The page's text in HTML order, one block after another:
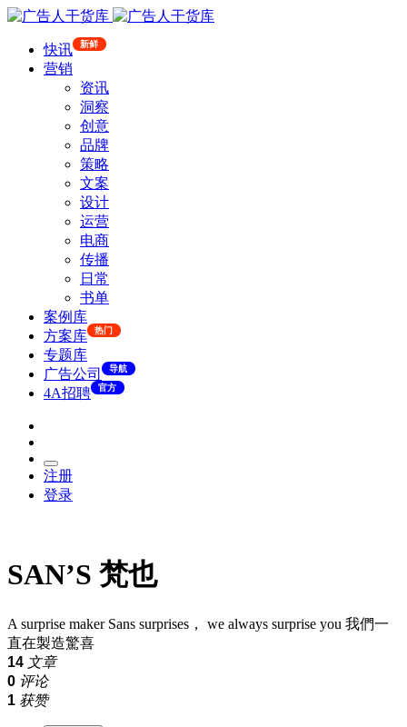
快讯 新鲜
营销
资讯
洞察
创意
品牌
策略
文案
设计
运营
电商
传播
日常
书单
案例库
方案库
热门
专题库
广告公司
导航
4A招聘 官方
注册
登录
SAN’S 梵也
A surprise maker Sans surprises， we always surprise you 我們一
直在製造驚喜
14 文章
0 评论
1 获赞